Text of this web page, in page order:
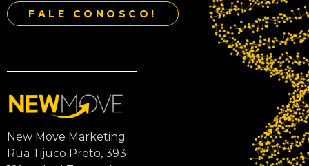
FALE CONOSCO!
New Move Marketing
Rua Tijuco Preto, 393